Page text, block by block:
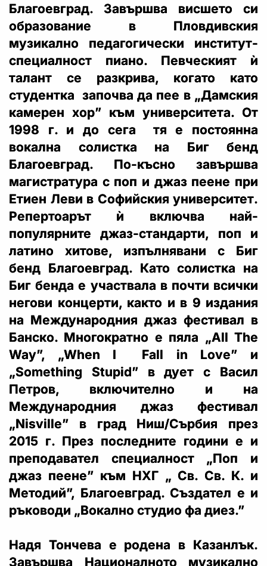
Благоевград. Завършва висшето си
образование в Пловдивския
музикално педагогически институт-
специалност пиано. Певческият ѝ
талант се разкрива, когато като
студентка започва да пее в „Дамския
камерен хор” към университета. От
1998 г. и до сега тя е постоянна
вокална солистка на Биг бенд
Благоевград. По-късно завършва
магистратура с поп и джаз пеене при
Етиен Леви в Софийския университет.
Репертоарът ѝ включва най-
популярните джаз-стандарти, поп и
латино хитове, изпълнявани с Биг
бенд Благоевград. Като солистка на
Биг бенда е участвала в почти всички
негови концерти, както и в 9 издания
на Международния джаз фестивал в
Банско. Многократно е пяла „All The
Way”, „When I Fall in Love” и
„Something Stupid” в дует с Васил
Петров, включително и на
Международния джаз фестивал
„Nisville” в град Ниш/Сърбия през
2015 г. През последните години е и
преподавател специалност „Поп и
джаз пеене” към НХГ „ Св. Св. К. и
Методий”, Благоевград. Създател е и
ръководи „Вокално студио фа диез.”
Надя Тончева е родена в Казанлък.
Завършва Националното музикално